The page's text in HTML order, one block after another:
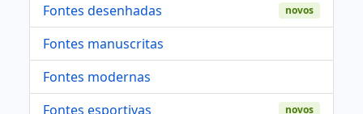
Fontes desenhadas
novos
Fontes manuscritas
Fontes modernas
Fontes esportivas
novos